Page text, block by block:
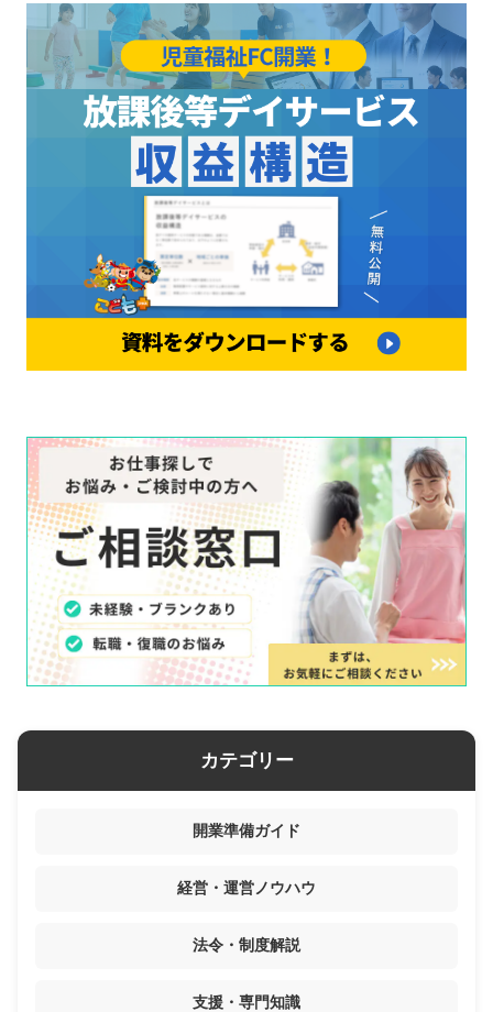
カテゴリー
開業準備ガイド
経営・運営ノウハウ
法令・制度解説
支援・専門知識